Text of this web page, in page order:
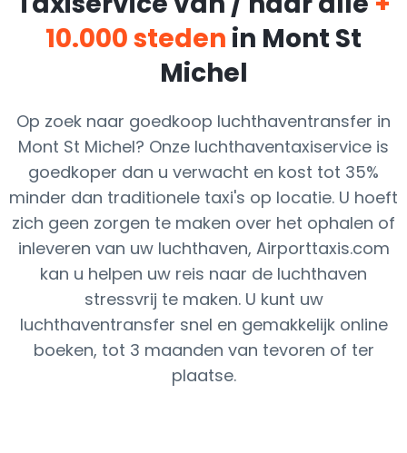
10.000 steden in Mont St
Michel
Op zoek naar goedkoop luchthaventransfer in
Mont St Michel? Onze luchthaventaxiservice is
goedkoper dan u verwacht en kost tot 35%
minder dan traditionele taxi's op locatie. U hoeft
zich geen zorgen te maken over het ophalen of
inleveren van uw luchthaven, Airporttaxis.com
kan u helpen uw reis naar de luchthaven
stressvrij te maken. U kunt uw
luchthaventransfer snel en gemakkelijk online
boeken, tot 3 maanden van tevoren of ter
plaatse.